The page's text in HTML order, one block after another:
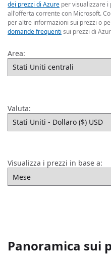
dei prezzi di Azure per visualizzare
all'offerta corrente con Microsoft.
per altre informazioni sui prezzi o
domande frequenti sui prezzi di
Area:
Valuta:
Visualizza i prezzi in base a:
Panoramica sui